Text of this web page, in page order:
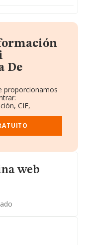
De
proporcionamos
CIF,
la empresa.
web